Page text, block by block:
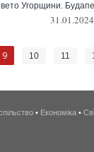
Угорщини.
9 10 11
• Економіка •